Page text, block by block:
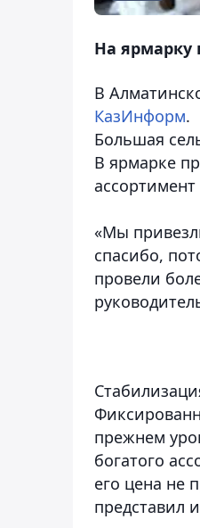
На ярмарку
В
КазИнформ.
Большая
В ярмарке
«Мы
спасибо,
провели
прежнем
богатого
его цена не
представил